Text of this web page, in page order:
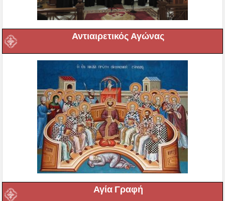
Αντιαιρετικός Αγώνας
Αγία Γραφή